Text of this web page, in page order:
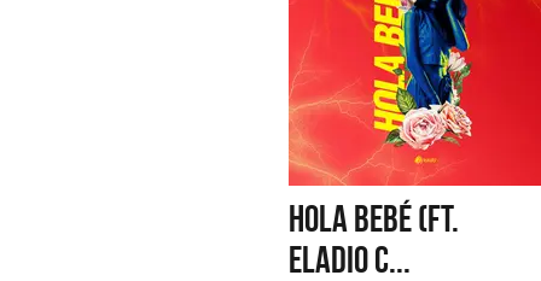
HOLA BEBÉ (Ft.
ELADIO C...